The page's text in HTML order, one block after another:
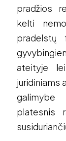
pradžios
kelti
pradelstų
ateityje
juridiniams
galimybe
platesnis